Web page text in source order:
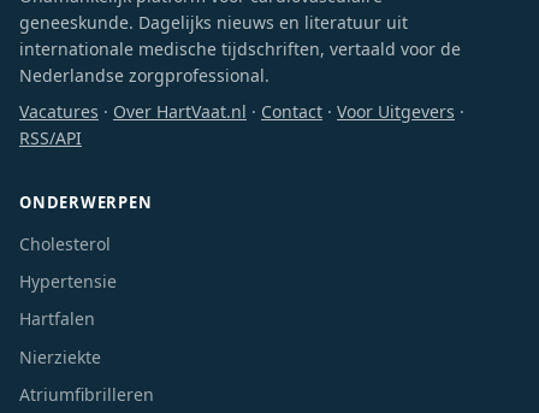
geneeskunde. Dagelijks nieuws en literatuur uit
internationale medische tijdschriften, vertaald voor de
Nederlandse zorgprofessional.
Vacatures · Over HartVaat.nl · Contact · Voor Uitgevers ·
RSS/API
ONDERWERPEN
Cholesterol
Hypertensie
Hartfalen
Nierziekte
Atriumfibrilleren